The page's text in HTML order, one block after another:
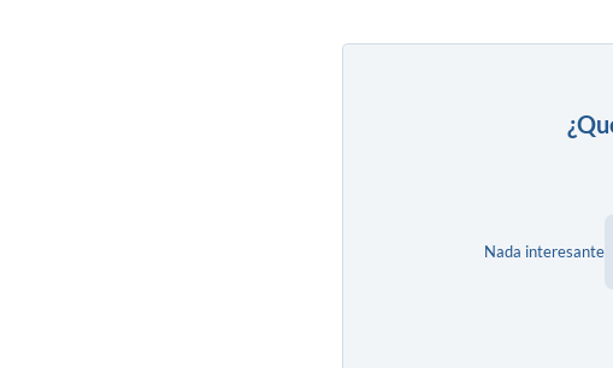
Nada interesante